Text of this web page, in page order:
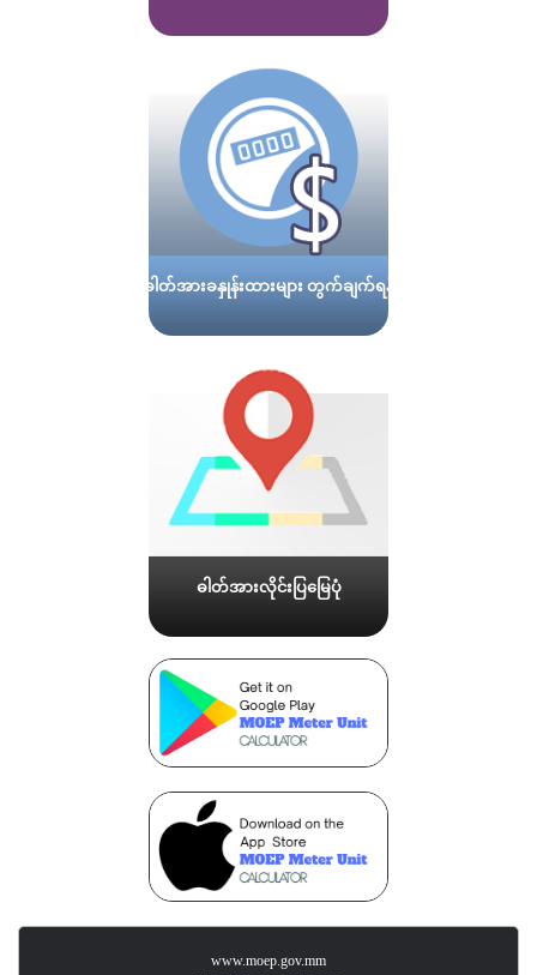
ဓါတ်အားခနှုန်းထားများ တွက်ချက်ရန်
ဓါတ်အားလိုင်းပြမြေပုံ
www.moep.gov.mm